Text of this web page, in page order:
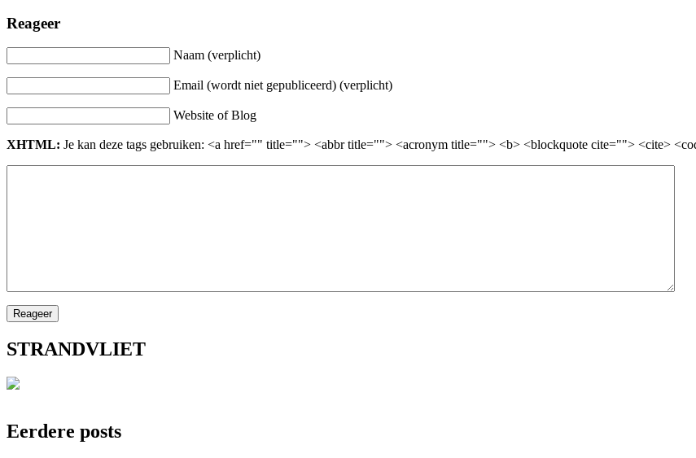
Reageer
Naam (verplicht)
Email (wordt niet gepubliceerd) (verplicht)
Website of Blog
XHTML: Je kan deze tags gebruiken: <a href="" title=""> <abbr title=""> <acronym title=""> <b> <blockquote cite=""> <cite>
STRANDVLIET
Eerdere posts